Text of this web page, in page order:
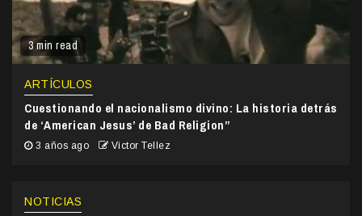
3 min read
ARTÍCULOS
Cuestionando el nacionalismo divino: La historia detrás
de ‘American Jesus’ de Bad Religion”
3 años ago Victor Tellez
NOTICIAS